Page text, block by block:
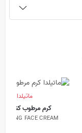
ماتیلدا · Matilda
کرم مرطوب کننده
FACE CREAM